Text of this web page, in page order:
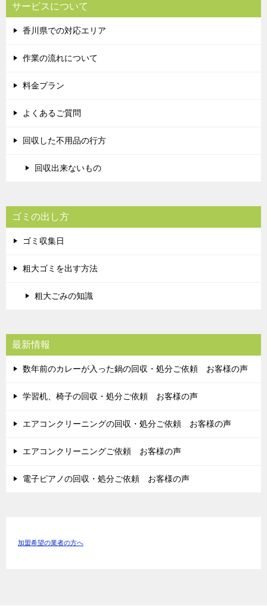
サービスについて
香川県での対応エリア
作業の流れについて
料金プラン
よくあるご質問
回収した不用品の行方
回収出来ないもの
ゴミの出し方
ゴミ収集日
粗大ゴミを出す方法
粗大ごみの知識
最新情報
数年前のカレーが入った鍋の回収・処分ご依頼 お客様の声
学習机、椅子の回収・処分ご依頼 お客様の声
エアコンクリーニングの回収・処分ご依頼 お客様の声
エアコンクリーニングご依頼 お客様の声
電子ピアノの回収・処分ご依頼 お客様の声
加盟希望の業者の方へ